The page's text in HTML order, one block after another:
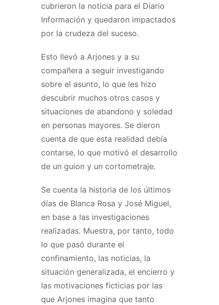
cubrieron la noticia para el Diario
Información y quedaron impactados
por la crudeza del suceso.
Esto llevó a Arjones y a su
compañera a seguir investigando
sobre el asunto, lo que les hizo
descubrir muchos otros casos y
situaciones de abandono y soledad
en personas mayores. Se dieron
cuenta de que esta realidad debía
contarse, lo que motivó el desarrollo
de un guion y un cortometraje.
Se cuenta la historia de los últimos
días de Blanca Rosa y José Miguel,
en base a las investigaciones
realizadas. Muestra, por tanto, todo
lo que pasó durante el
confinamiento, las noticias, la
situación generalizada, el encierro y
las motivaciones ficticias por las
que Arjones imagina que tanto